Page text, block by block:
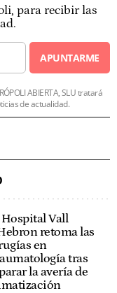
para recibir las
APUNTARME
ABIERTA, SLU tratará
de actualidad.
Hospital Vall
retoma las
en
tras
la avería de